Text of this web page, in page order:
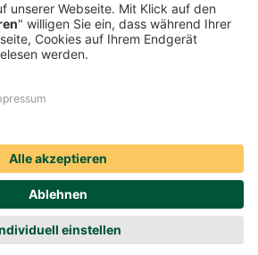
Verlinkungen, die mit
Seiten. Die DEVK ist für die dortigen
Datenschutzbestimmungen nicht
erfahren Sie unter